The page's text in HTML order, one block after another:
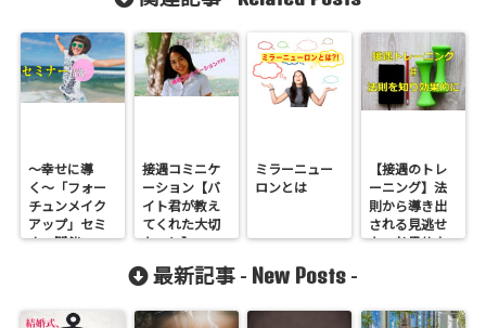
〜幸せに導
く〜「フォー
チュンメイク
アップ」セミ
ナー開催
接遇コミニケ
ーション【バ
イト君が教え
てくれた大切
なこと】5つ+α
ミラーニュー
ロンとは
【接遇のトレ
ーニング】法
則から導き出
される見逃せ
ない効果的方
最新記事 - New Posts -